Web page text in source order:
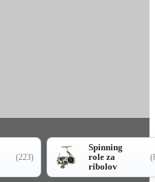
(223)
Spinning
role za
ribolov